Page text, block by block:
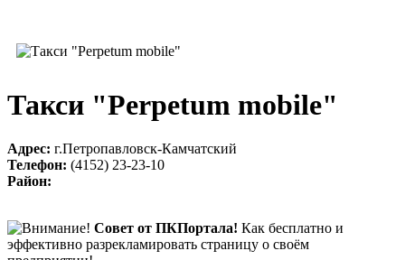
Такси "Perpetum mobile"
Адрес: г.Петропавловск-Камчатский
Телефон: (4152) 23-23-10
Район:
Совет от ПКПортала! Как бесплатно и
эффективно разрекламировать страницу о своём